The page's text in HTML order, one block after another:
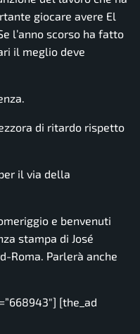
giocare avere El
l’anno scorso ha fatto
il meglio deve
di ritardo rispetto
il via della
e benvenuti
stampa di José
Roma. Parlerà anche
[the_ad